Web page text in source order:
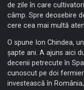
de zile în care
câmp. Spre deosebire
cere cea mai multă
O spune Ion Chindea,
șapte ani. A ajuns aici
decenii petrecute în
cunoscut pe doi
investească în